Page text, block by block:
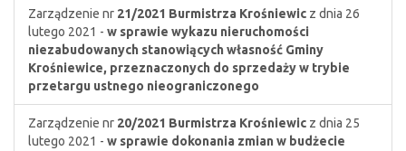
Zarządzenie nr 21/2021 Burmistrza Krośniewic z dnia 26
lutego 2021 - w sprawie wykazu nieruchomości
niezabudowanych stanowiących własność Gminy
Krośniewice, przeznaczonych do sprzedaży w trybie
przetargu ustnego nieograniczonego
Zarządzenie nr 20/2021 Burmistrza Krośniewic z dnia 25
lutego 2021 - w sprawie dokonania zmian w budżecie